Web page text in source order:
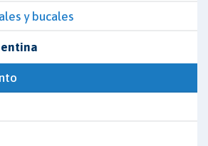
y bucales